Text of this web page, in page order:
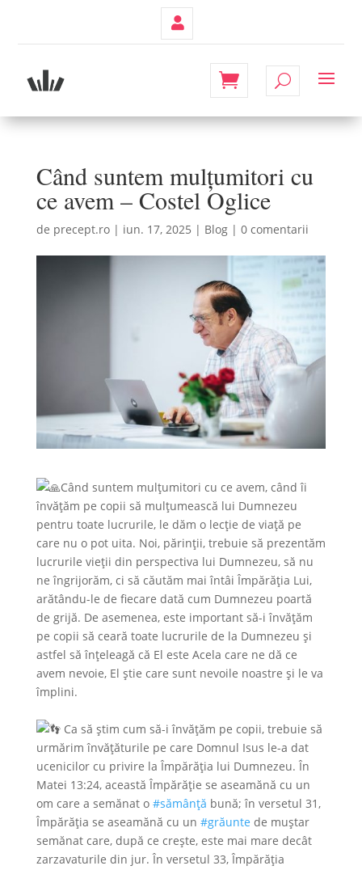
Când suntem mulțumitori cu
ce avem – Costel Oglice
de precept.ro| iun. 17, 2025 | Blog| 0 comentarii
Când suntem mulțumitori cu ce avem, când îi
învățăm pe copii să mulţumească lui Dumnezeu
pentru toate lucrurile, le dăm o lecție de viață pe
care nu o pot uita. Noi, părinții, trebuie să prezentăm
lucrurile vieții din perspectiva lui Dumnezeu, să nu
ne îngrijorăm, ci să căutăm mai întâi Împărăția Lui,
arătându-le de fiecare dată cum Dumnezeu poartă
de grijă. De asemenea, este important să-i învățăm
pe copii să ceară toate lucrurile de la Dumnezeu și
astfel să înțeleagă că El este Acela care ne dă ce
avem nevoie, El știe care sunt nevoile noastre și le va
împlini.
Ca să știm cum să-i învățăm pe copii, trebuie să
urmărim învățăturile pe care Domnul Isus le-a dat
ucenicilor cu privire la Împărăția lui Dumnezeu. În
Matei 13:24, această Împărăție se aseamănă cu un
om care a semănat o #sămânță bună; în versetul 31,
Împărăția se aseamănă cu un #grăunte de muștar
semănat care, după ce crește, este mai mare decât
zarzavaturile din jur. În versetul 33, Împărăția